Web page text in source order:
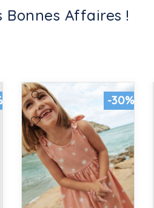
par carte bancaire (hors
Bonnes Affaires !
-30%